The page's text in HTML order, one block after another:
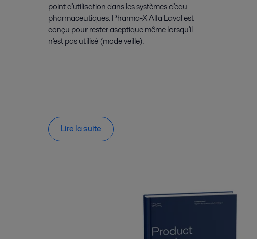
point d'utilisation dans les systèmes d'eau
pharmaceutiques. Pharma-X Alfa Laval est
conçu pour rester aseptique même lorsqu'il
n'est pas utilisé (mode veille).
Lire la suite